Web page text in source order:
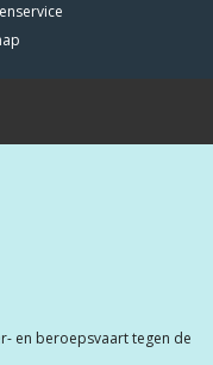
en beroepsvaart tegen de